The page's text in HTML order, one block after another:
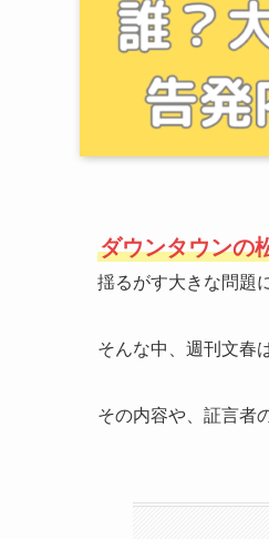
ダウンタウンの
揺るがす大きな問題
そんな中、週刊文春
その内容や、証言者